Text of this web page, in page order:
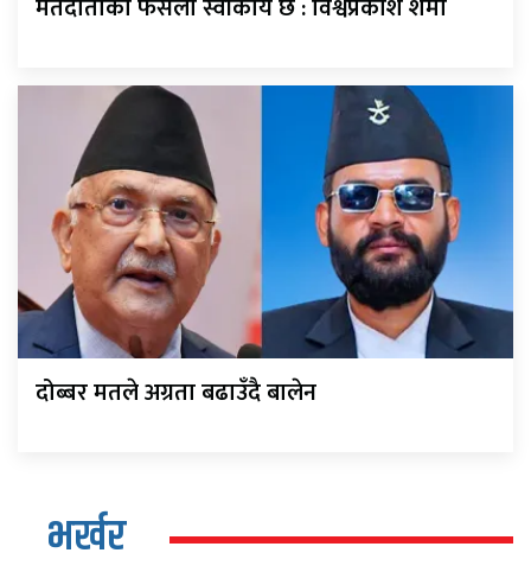
मतदाताको फैसला स्वीकार्य छ : विश्वप्रकाश शर्मा
दोब्बर मतले अग्रता बढाउँदै बालेन
भर्खर